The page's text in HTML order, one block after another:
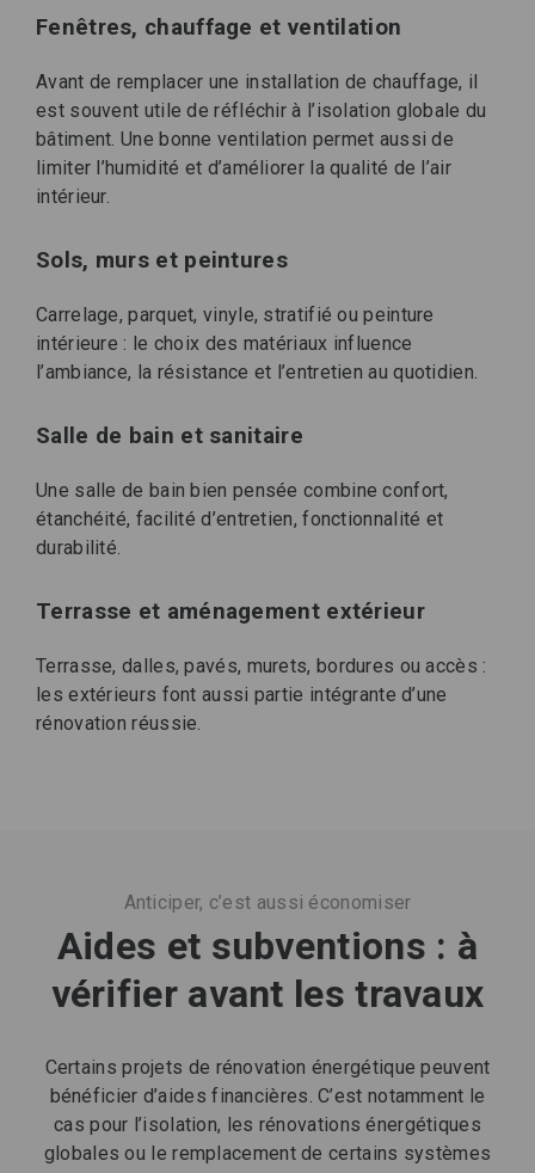
Fenêtres, chauffage et ventilation
Avant de remplacer une installation de chauffage, il
est souvent utile de réfléchir à l’isolation globale du
bâtiment. Une bonne ventilation permet aussi de
limiter l’humidité et d’améliorer la qualité de l’air
intérieur.
Sols, murs et peintures
Carrelage, parquet, vinyle, stratifié ou peinture
intérieure : le choix des matériaux influence
l’ambiance, la résistance et l’entretien au quotidien.
Salle de bain et sanitaire
Une salle de bain bien pensée combine confort,
étanchéité, facilité d’entretien, fonctionnalité et
durabilité.
Terrasse et aménagement extérieur
Terrasse, dalles, pavés, murets, bordures ou accès :
les extérieurs font aussi partie intégrante d’une
rénovation réussie.
Anticiper, c’est aussi économiser
Aides et subventions : à
vérifier avant les travaux
Certains projets de rénovation énergétique peuvent
bénéficier d’aides financières. C’est notamment le
cas pour l’isolation, les rénovations énergétiques
globales ou le remplacement de certains systèmes